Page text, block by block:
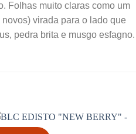
Folhas muito claras como um
virada para o lado que
pedra brita e musgo esfagno.